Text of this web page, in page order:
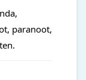
paranoot,